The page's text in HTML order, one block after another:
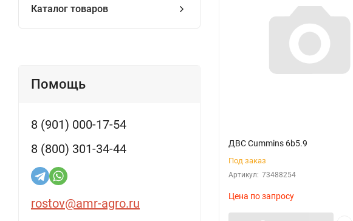
Каталог товаров
Помощь
8 (901) 000-17-54
8 (800) 301-34-44
rostov@amr-agro.ru
ДВС Cummins 6b5.9
Под заказ
Артикул: 73488254
Цена по запросу